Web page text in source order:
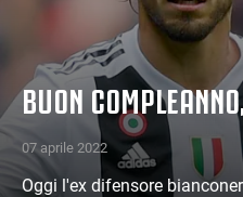
BUON
07 aprile 2022
Oggi l'ex difensore